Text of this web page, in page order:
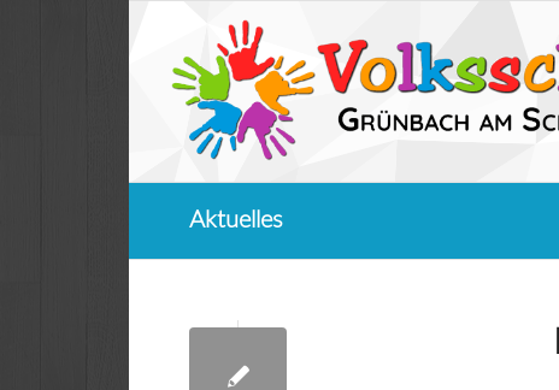
Aktuelles